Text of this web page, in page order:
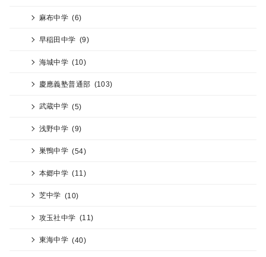
麻布中学 (6)
早稲田中学 (9)
海城中学 (10)
慶應義塾普通部 (103)
武蔵中学 (5)
浅野中学 (9)
巣鴨中学 (54)
本郷中学 (11)
芝中学 (10)
攻玉社中学 (11)
東海中学 (40)